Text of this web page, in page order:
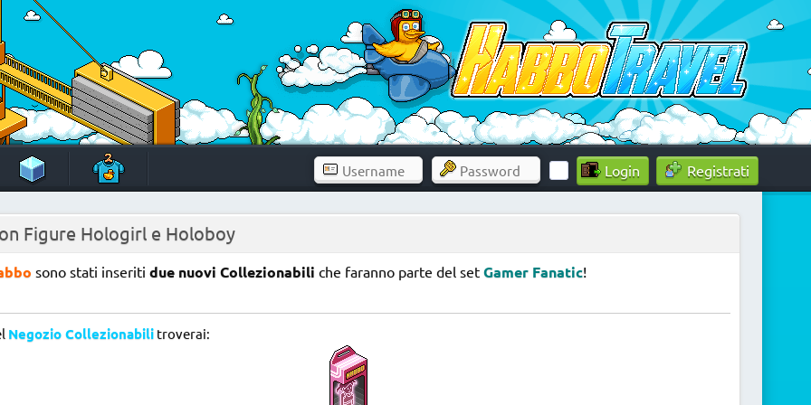
Registrati
Figure Hologirl e Holoboy
sono stati inseriti due nuovi Collezionabili che faranno parte del setGamer Fanatic!
Negozio Collezionabilitroverai: